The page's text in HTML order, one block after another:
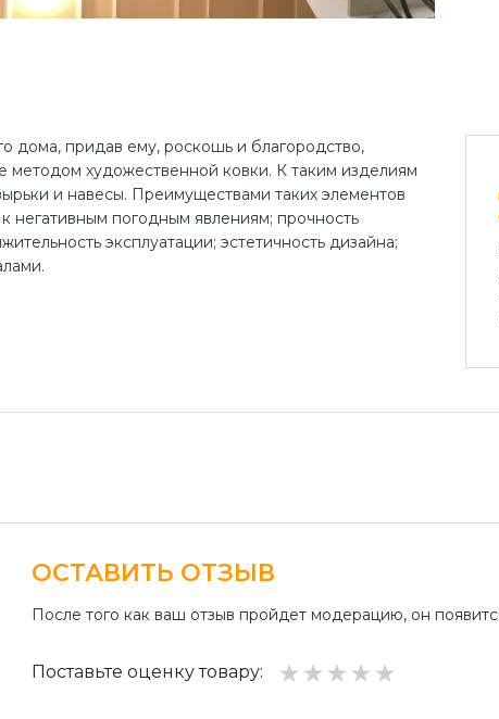
дома, придав ему, роскошь и благородство,
методом художественной ковки. К таким изделиям
и навесы. Преимуществами таких элементов
негативным погодным явлениям; прочность
эксплуатации; эстетичность дизайна;
ОСТАВИТЬ ОТЗЫВ
После того как ваш отзыв пройдет модерацию, он
Поставьте оценку товару: